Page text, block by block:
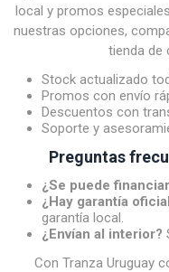
local y promos
nuestras opciones,
tienda de
Stock actualizado
Promos con envío
Descuentos con
Soporte y
Preguntas
¿Se puede
¿Hay garantía
garantía local.
¿Envían al interior?
Con Tranza Uruguay